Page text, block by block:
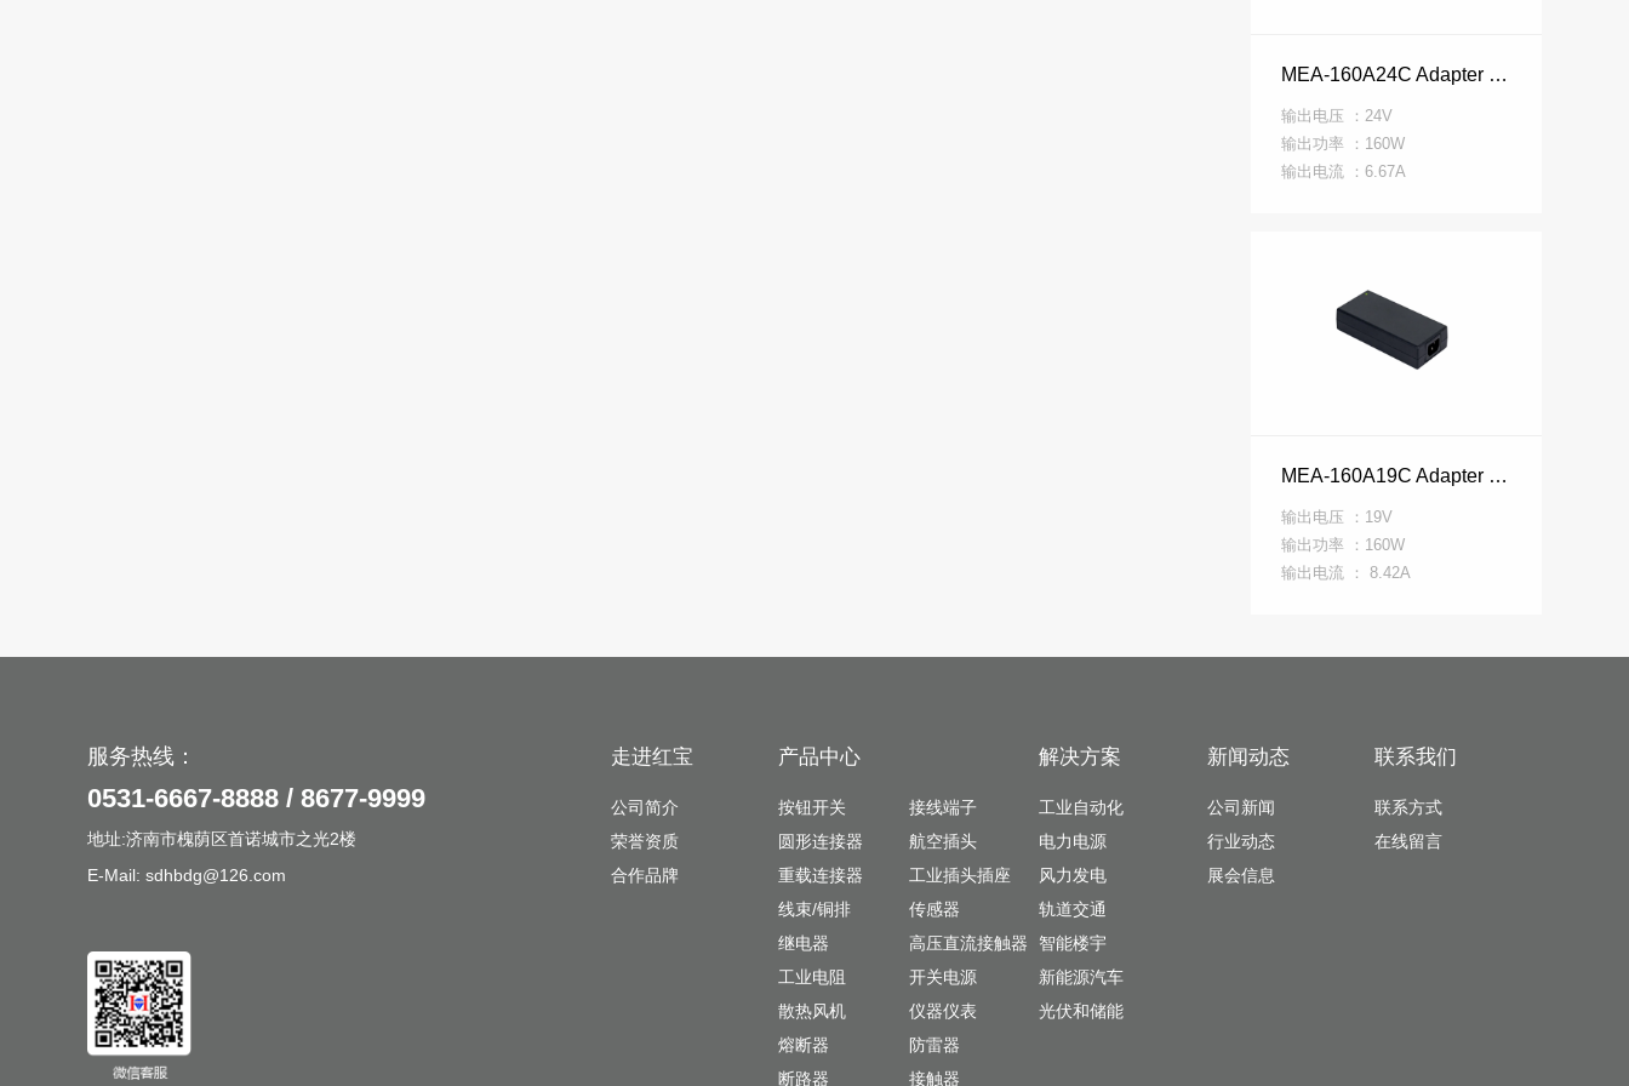
MEA-160A24C Adapter MEA 系列
输出电压 ：24V
输出功率 ：160W
输出电流 ：6.67A
MEA-160A19C Adapter MEA 系列
输出电压 ：19V
输出功率 ：160W
输出电流 ： 8.42A
服务热线：
0531-6667-8888 / 8677-9999
地址:济南市槐荫区首诺城市之光2楼
E-Mail: sdhbdg@126.com
走进红宝
公司简介
荣誉资质
合作品牌
产品中心
按钮开关
接线端子
圆形连接器
航空插头
重载连接器
工业插头插座
线束/铜排
传感器
继电器
高压直流接触器
工业电阻
开关电源
散热风机
仪器仪表
熔断器
防雷器
断路器
接触器
解决方案
工业自动化
电力电源
风力发电
轨道交通
智能楼宇
新能源汽车
光伏和储能
新闻动态
公司新闻
行业动态
展会信息
联系我们
联系方式
在线留言